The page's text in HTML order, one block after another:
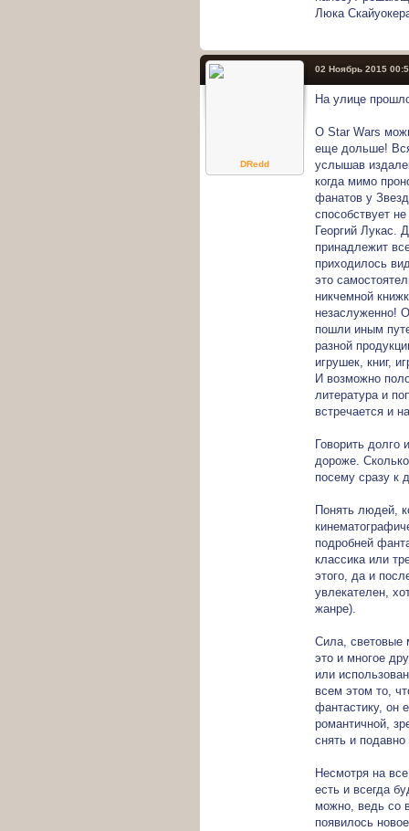
Люка
02 Ноябрь 2015
DRedd
На улице
О Star Wars
еще дольше!
услышав
когда мимо
фанатов у
способствует
Георгий Лукас.
принадлежит
приходилось
это
никчемной
незаслуженно!
пошли иным
разной
игрушек, книг,
И возможно
литература и
встречается и
Говорить долго
дороже.
посему сразу к
Понять людей,
подробней
классика или
этого, да и
увлекателен,
жанре).
Сила, световые
это и многое
или
всем этом то,
фантастику, он
романтичной,
снять и
Несмотря на
есть и всегда
можно, ведь со
появилось